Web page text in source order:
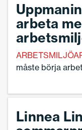
att dagens
tar sitt
arbetsuppgifter
arbeta
måste börja
Den
efter Afa:s årliga
Linnea